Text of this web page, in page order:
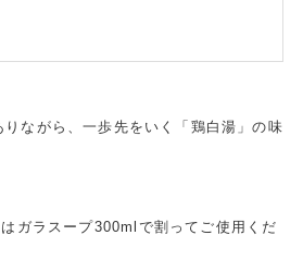
ながら、一歩先をいく「鶏白湯」の味
ガラスープ300mlで割ってご使用くだ